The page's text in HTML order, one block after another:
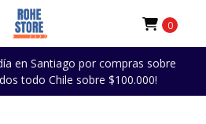
en Santiago por compras sobre
todo Chile sobre $100.000!
0